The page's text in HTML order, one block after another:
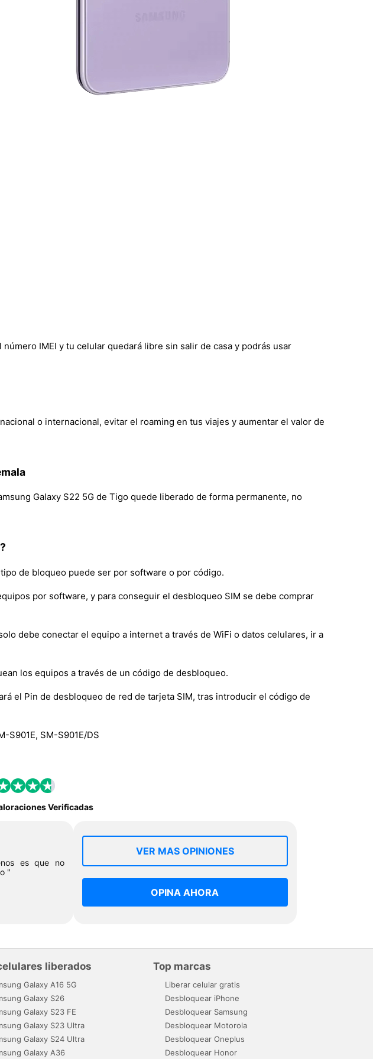
IMEI y tu celular quedará libre sin salir de casa y podrás usar
o internacional, evitar el roaming en tus viajes y aumentar el valor de
Galaxy S22 5G de Tigo quede liberado de forma permanente, no
de bloqueo puede ser por software o por código.
por software, y para conseguir el desbloqueo SIM se debe comprar
debe conectar el equipo a internet a través de WiFi o datos celulares, ir a
los equipos a través de un código de desbloqueo.
el Pin de desbloqueo de red de tarjeta SIM, tras introducir el código de
S901E, SM-S901E/DS
Verificadas
es que no
"
VER MAS OPINIONES
OPINA AHORA
liberados
Galaxy A16 5G
Galaxy S26
Galaxy S23 FE
Galaxy S23 Ultra
Galaxy S24 Ultra
Galaxy A36
Top marcas
Liberar celular gratis
Desbloquear iPhone
Desbloquear Samsung
Desbloquear Motorola
Desbloquear Oneplus
Desbloquear Honor